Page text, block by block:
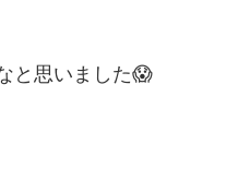
と思いました😱